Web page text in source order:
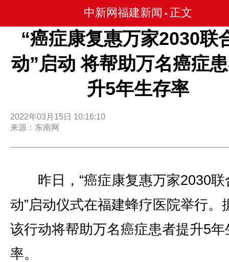
中新网福建新闻 • 正文
“癌症康复惠万家2030联
动”启动 将帮助万名癌症
升5年生存率
2022年03月15日 10:16:10
来源：东南网
昨日，“癌症康复惠万家2030联
动”启动仪式在福建蜂疗医院举行。
该行动将帮助万名癌症患者提升5年
率。